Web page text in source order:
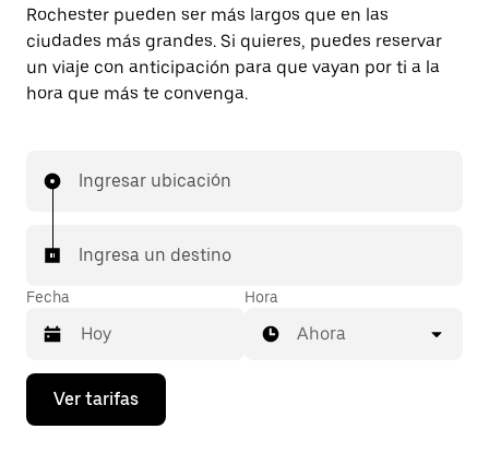
Rochester pueden ser más largos que en las
ciudades más grandes. Si quieres, puedes reservar
un viaje con anticipación para que vayan por ti a la
hora que más te convenga.
Ingresar ubicación
Ingresa un destino
Fecha
Presiona
flecha
Hora
Ahora
Ver tarifas